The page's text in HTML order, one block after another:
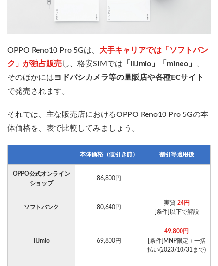
OPPO Reno10 Pro 5Gは、 大手キャリアでは「ソフトバン
ク」が独占販売し、格安SIMでは 「IIJmio」「mineo」
そのほかにはヨドバシカメラ等の量販店や各種ECサイト
で発売されます。
それでは、主な販売店におけるOPPO Reno10 Pro 5Gの本
体価格を、表で比較してみましょう。
本体価格（値引き前） 割引等適用後
OPPO公式オンライン
ショップ
86,800円 –
ソフトバンク 80,640円
実質 24円
[条件]以下で解説
IIJmio 69,800円
49,800円
[条件]MNP限定＋一括
払い(2023/10/31まで)